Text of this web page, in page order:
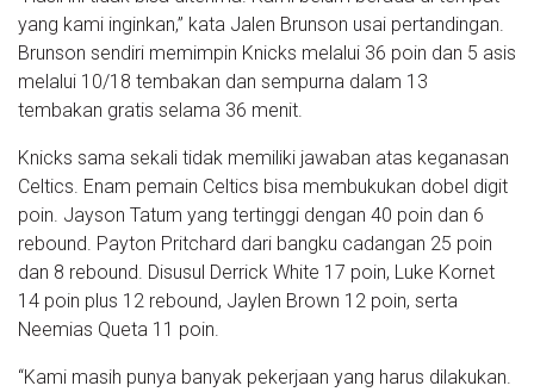
yang kami inginkan,” kata Jalen Brunson usai pertandingan.
Brunson sendiri memimpin Knicks melalui 36 poin dan 5 asis
melalui 10/18 tembakan dan sempurna dalam 13
tembakan gratis selama 36 menit.
Knicks sama sekali tidak memiliki jawaban atas keganasan
Celtics. Enam pemain Celtics bisa membukukan dobel digit
poin. Jayson Tatum yang tertinggi dengan 40 poin dan 6
rebound. Payton Pritchard dari bangku cadangan 25 poin
dan 8 rebound. Disusul Derrick White 17 poin, Luke Kornet
14 poin plus 12 rebound, Jaylen Brown 12 poin, serta
Neemias Queta 11 poin.
“Kami masih punya banyak pekerjaan yang harus dilakukan.